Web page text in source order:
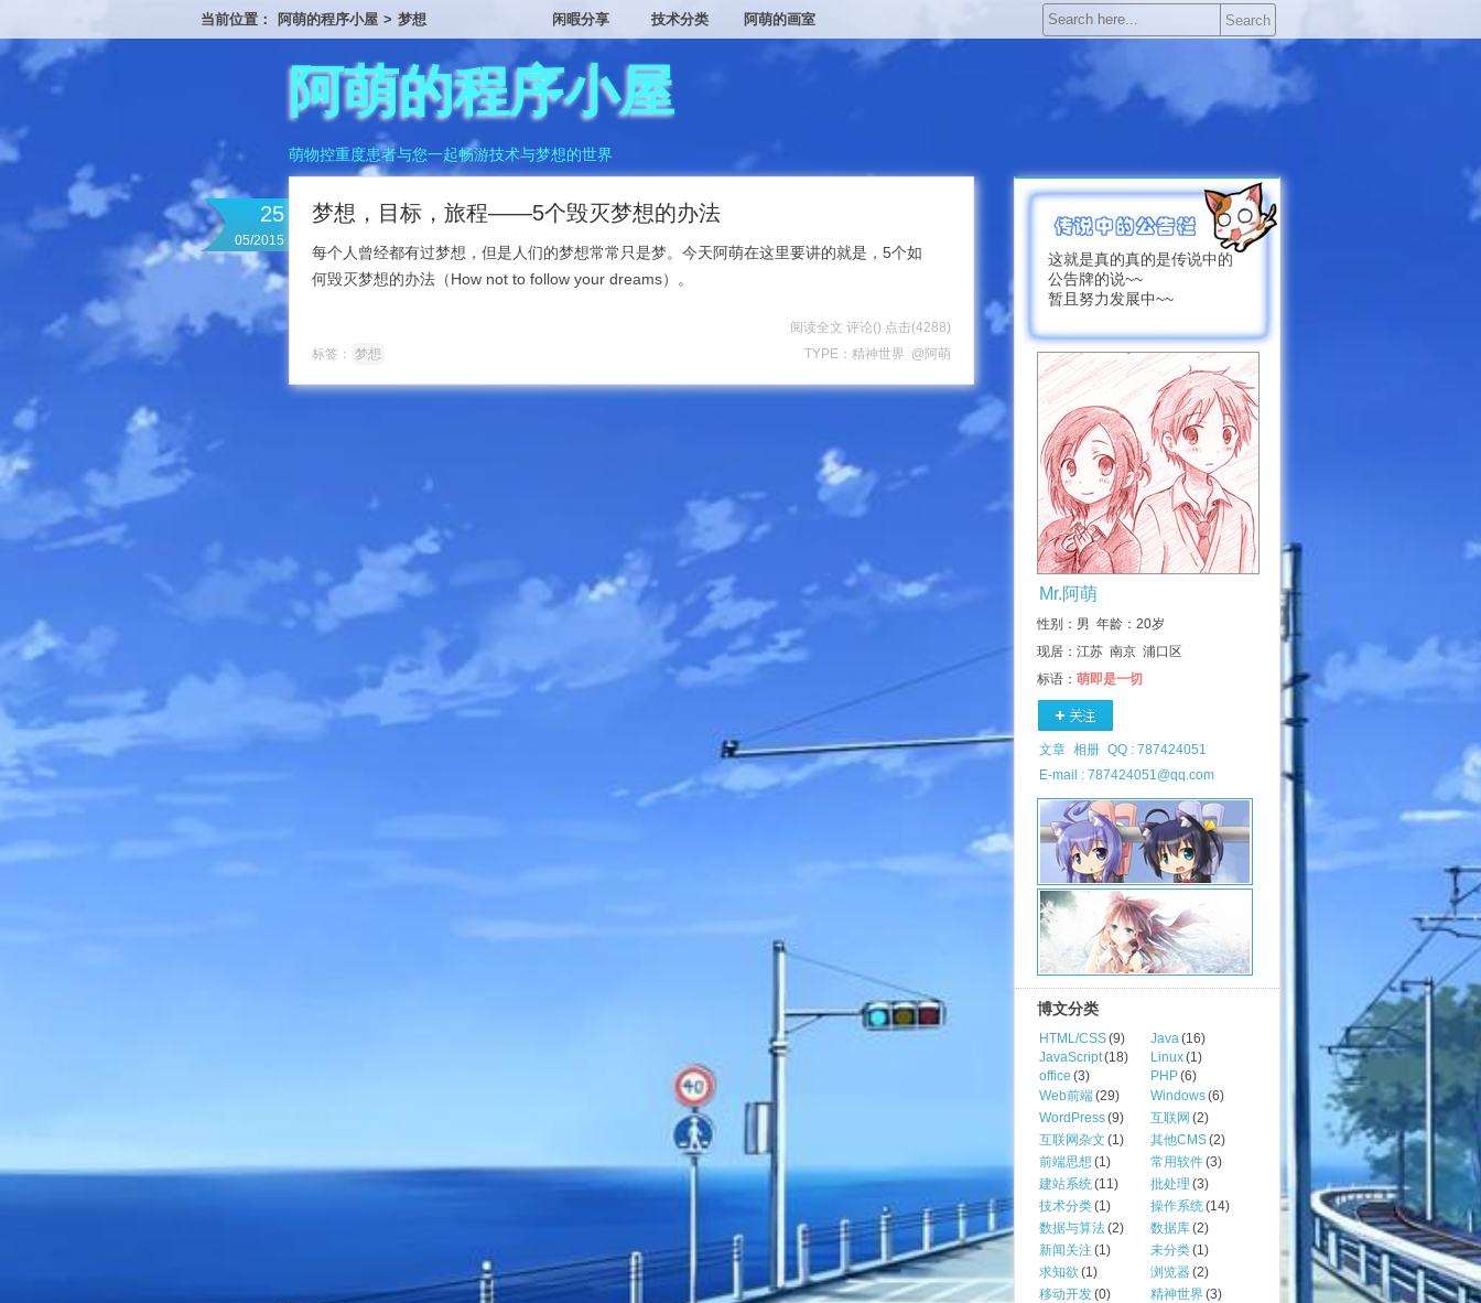
Search
闲暇分享 技术分类 阿萌的画室
当前位置： 阿萌的程序小屋 > 梦想
阿萌的程序小屋
萌物控重度患者与您一起畅游技术与梦想的世界
25
05/2015
梦想，目标，旅程——5个毁灭梦想的办法
每个人曾经都有过梦想，但是人们的梦想常常只是梦。今天阿萌在这里要讲的就是，5个如
何毁灭梦想的办法（How not to follow your dreams）。
阅读全文 评论() 点击(4288)
TYPE： 精神世界 @阿萌
标签： 梦想
这就是真的真的是传说中的
公告牌的说~~
暂且努力发展中~~
Mr.阿萌
性别：男 年龄：20岁
现居：江苏 南京 浦口区
标语： 萌即是一切
文章 相册 QQ : 787424051
E-mail : 787424051@qq.com
博文分类
HTML/CSS(9) Java(16)
JavaScript(18) Linux(1)
office (3) PHP(6)
Web前端(29) Windows(6)
WordPress(9) 互联网 (2)
互联网杂文 (1) 其他CMS(2)
前端思想 (1) 常用软件(3)
建站系统(11) 批处理 (3)
技术分类(1) 操作系统(14)
数据与算法(2) 数据库(2)
新闻关注 (1) 未分类(1)
求知欲 (1) 浏览器(2)
移动开发(0) 精神世界(3)